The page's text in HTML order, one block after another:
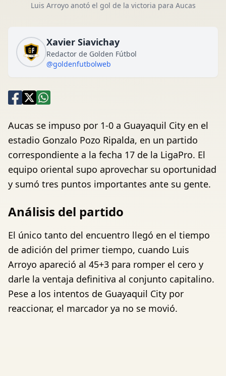
Luis Arroyo anotó el gol de la victoria para Aucas
Xavier Siavichay
Redactor de Golden Fútbol
@goldenfutbolweb
Aucas se impuso por 1-0 a Guayaquil City en el
estadio Gonzalo Pozo Ripalda, en un partido
correspondiente a la fecha 17 de la LigaPro. El
equipo oriental supo aprovechar su oportunidad
y sumó tres puntos importantes ante su gente.
Análisis del partido
El único tanto del encuentro llegó en el tiempo
de adición del primer tiempo, cuando Luis
Arroyo apareció al 45+3 para romper el cero y
darle la ventaja definitiva al conjunto capitalino.
Pese a los intentos de Guayaquil City por
reaccionar, el marcador ya no se movió.